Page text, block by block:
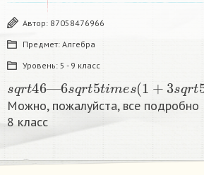
Автор: 87058476966
Предмет: Алгебра
Уровень: 5 - 9 класс
46 6 5 (1 sq )
Можно, пожалуйста, все подробно
8 класс​